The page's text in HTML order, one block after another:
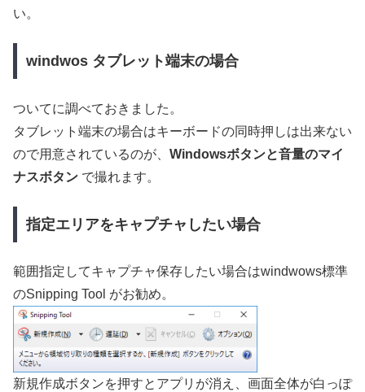
い。
windwos タブレット端末の場合
ついてに調べておきました。
タブレット端末の場合はキーボードの同時押しは出来ない
ので用意されているのが、 Windowsボタンと音量のマイ
ナスボタン で撮れます。
指定エリアをキャプチャしたい場合
範囲指定してキャプチャ保存したい場合はwindwows標準
のSnipping Tool がお勧め。
新規作成ボタンを押すとアプリが消え、画面全体が白っぽ